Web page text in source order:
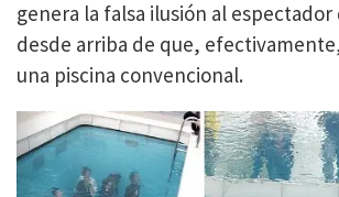
genera la falsa ilusión al espectador
desde arriba de que,
una piscina convencional.